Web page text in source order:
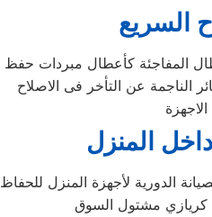
السريع
المفاجئة كأعطال مبردات حفظ
الناجمة عن التأخر فى الاصلاح
المنزل
الدورية لأجهزة المنزل للحفاظ
كريازي مشتول السوق